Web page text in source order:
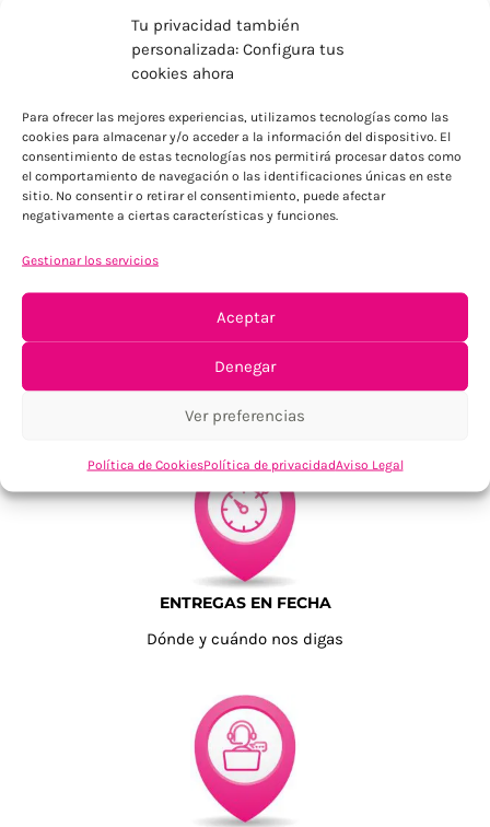
Tu privacidad también
personalizada: Configura tus
cookies ahora
Para ofrecer las mejores experiencias, utilizamos tecnologías como las
cookies para almacenar y/o acceder a la información del dispositivo. El
consentimiento de estas tecnologías nos permitirá procesar datos como
el comportamiento de navegación o las identificaciones únicas en este
sitio. No consentir o retirar el consentimiento, puede afectar
negativamente a ciertas características y funciones.
Gestionar los servicios
Aceptar
Denegar
Ver preferencias
Política de CookiesPolítica de privacidadAviso Legal
ENVÍOS ECONÓMICOS
Para Península, resto consultar
TU SATISFACCIÓN = LA NUESTRA
ENTREGAS EN FECHA
Dónde y cuándo nos digas